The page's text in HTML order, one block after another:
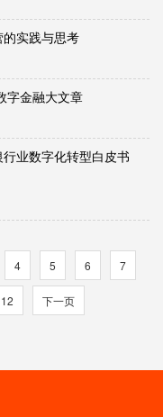
实践与思考
字金融大文章
业数字化转型白皮书
4 5 6 7
12 下一页